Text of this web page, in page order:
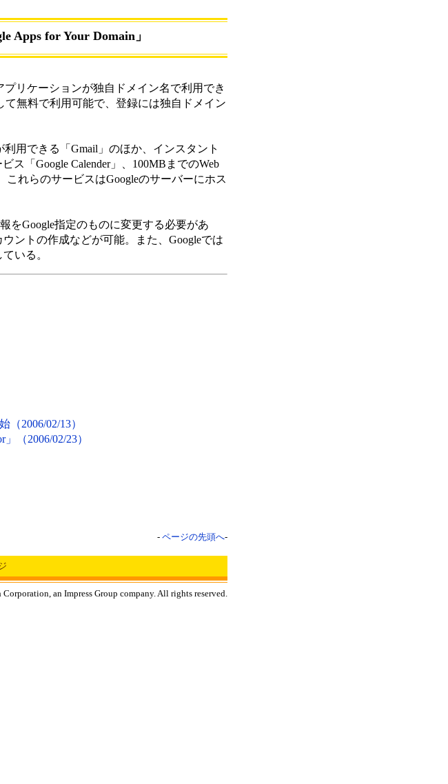
Apps for Your Domain」
リケーションが独自ドメイン名で利用でき
て無料で利用可能で、登録には独自ドメイン
用できる「Gmail」のほか、インスタント
ス「Google Calender」、100MBまでのWeb
これらのサービスはGoogleのサーバーにホス
Google指定のものに変更する必要があ
ントの作成などが可能。また、Googleでは
いる。
2006/02/13）
（2006/02/23）
- ページの先頭へ-
an Impress Group company. All rights reserved.